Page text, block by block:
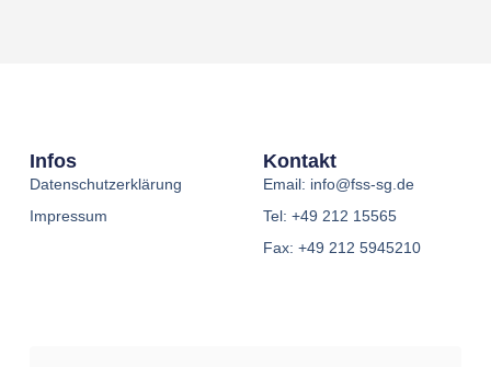
Infos
Datenschutzerklärung
Impressum
Kontakt
Email: info@fss-sg.de
Tel: +49 212 15565
Fax: +49 212 5945210